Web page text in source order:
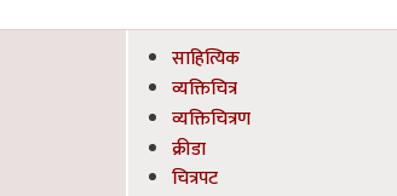
साहित्यिक
व्यक्तिचित्र
व्यक्तिचित्रण
क्रीडा
चित्रपट